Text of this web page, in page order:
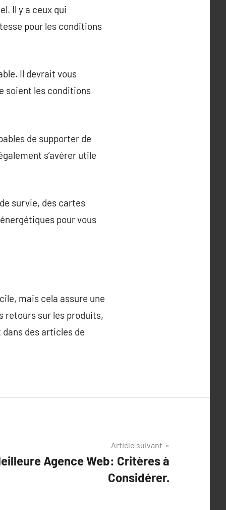
Il y a ceux qui
pour les conditions
Il devrait vous
soient les conditions
de supporter de
s’avérer utile
survie, des cartes
pour vous
mais cela assure une
retours sur les produits,
des articles de
Article suivant
Agence Web: Critères à
Considérer.